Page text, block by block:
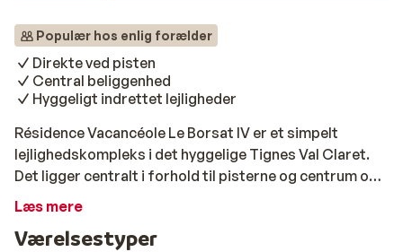
Populær hos enlig forælder
Direkte ved pisten
Central beliggenhed
Hyggeligt indrettet lejligheder
Résidence Vacancéole Le Borsat IV er et simpelt
lejlighedskompleks i det hyggelige Tignes Val Claret.
Det ligger centralt i forhold til pisterne og centrum og
har en skøn udsigt over det omkringliggende område.
farver og hver lejlighed har endda sin egen balkon. Vil
Læs mere
Værelsestyper